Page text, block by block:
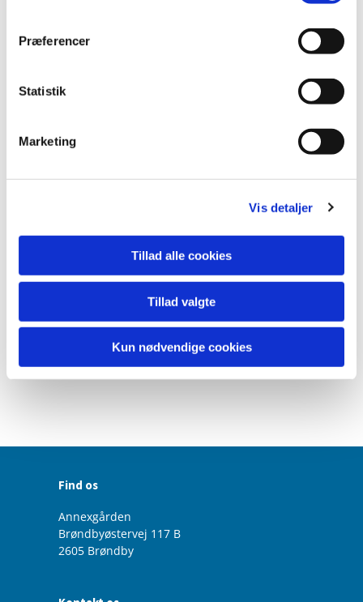
Præferencer
Statistik
Marketing
Vis detaljer
Tillad alle cookies
Tillad valgte
Kun nødvendige cookies
Du vil måske også kunne lide...
Find os
Annexgården
Brøndbyøstervej 117 B
2605 Brøndby